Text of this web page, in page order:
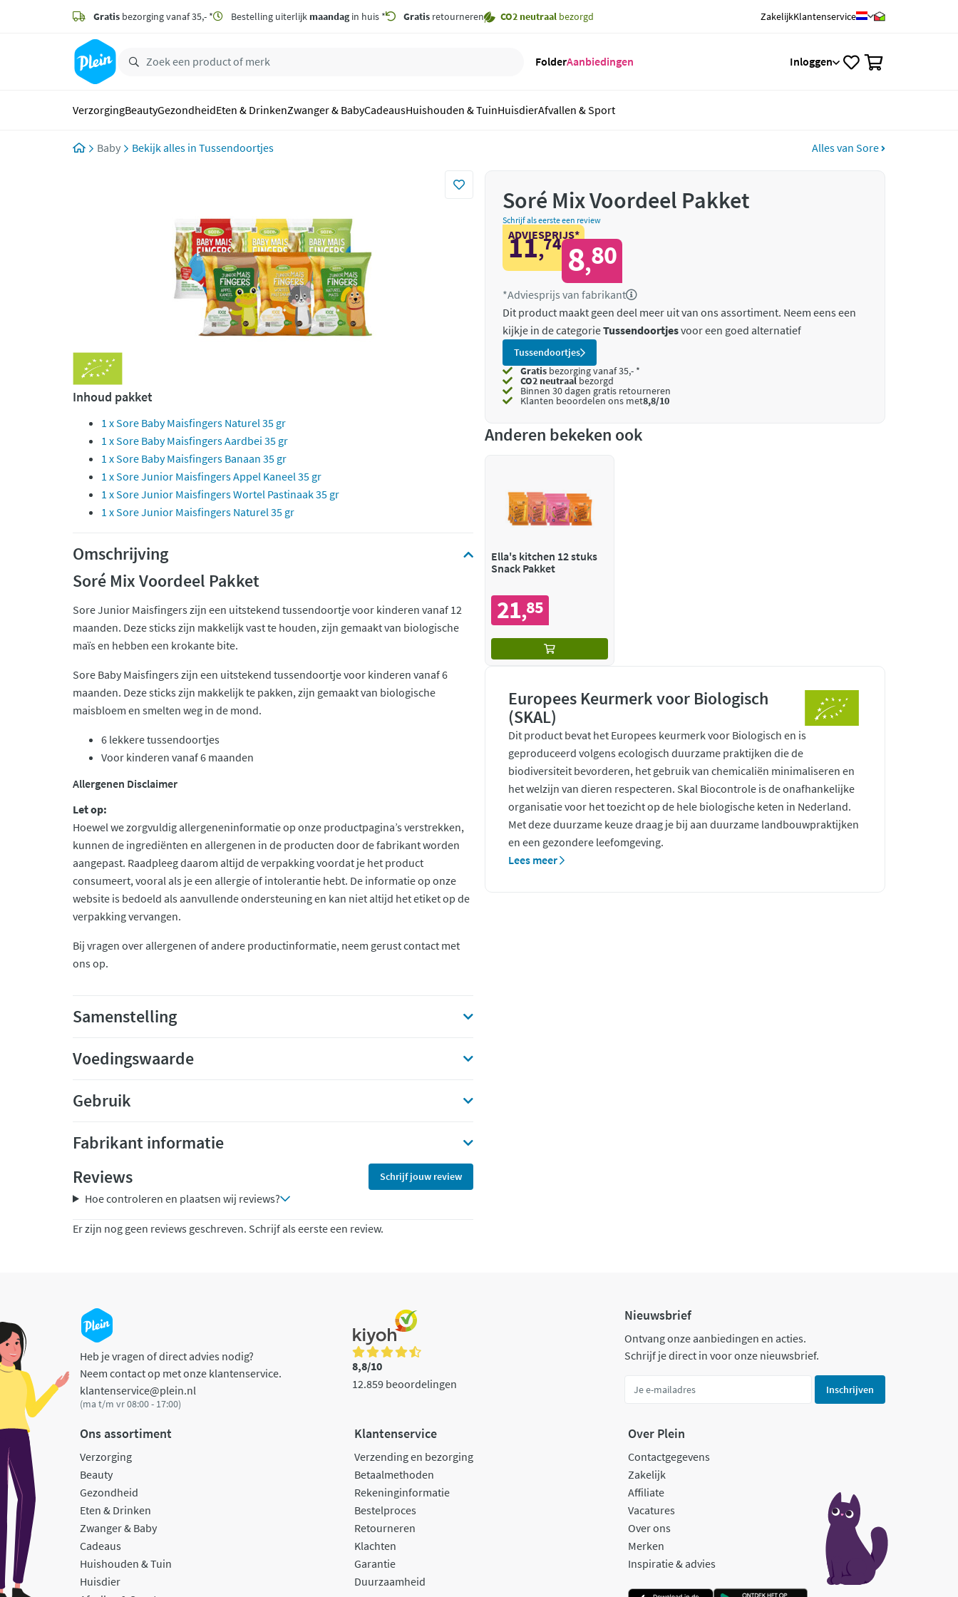
zoeken
hoofdinhoud
Gratis bezorging vanaf 35,- * Bestelling uiterlijk maandagin huis * Gratis retourneren CO2 neutraal bezorgd ZakelijkKlantenservice
FolderAanbiedingen Inloggen
VerzorgingBeautyGezondheidEten & DrinkenZwanger & BabyCadeausHuishouden & TuinHuisdierAfvallen & Sport
Baby Tussendoortjes Alles van Sore
Inhoud pakket
1 x Sore Baby Maisfingers Naturel 35 gr
1 x Sore Baby Maisfingers Aardbei 35 gr
1 x Sore Baby Maisfingers Banaan 35 gr
1 x Sore Junior Maisfingers Appel Kaneel 35 gr
1 x Sore Junior Maisfingers Wortel Pastinaak 35 gr
1 x Sore Junior Maisfingers Naturel 35 gr
Omschrijving
Soré Mix Voordeel Pakket
Sore Junior Maisfingers zijn een uitstekend tussendoortje voor kinderen vanaf 12
maanden. Deze sticks zijn makkelijk vast te houden, zijn gemaakt van biologische
maïs en hebben een krokante bite.
Sore Baby Maisfingers zijn een uitstekend tussendoortje voor kinderen vanaf 6
maanden. Deze sticks zijn makkelijk te pakken, zijn gemaakt van biologische
maisbloem en smelten weg in de mond.
6 lekkere tussendoortjes
Voor kinderen vanaf 6 maanden
Allergenen Disclaimer
Let op:
Hoewel we zorgvuldig allergeneninformatie op onze productpagina’s verstrekken,
kunnen de ingrediënten en allergenen in de producten door de fabrikant worden
aangepast. Raadpleeg daarom altijd de verpakking voordat je het product
consumeert, vooral als je een allergie of intolerantie hebt. De informatie op onze
website is bedoeld als aanvullende ondersteuning en kan niet altijd het etiket op de
verpakking vervangen.
Bij vragen over allergenen of andere productinformatie, neem gerust contact met
ons op.
Samenstelling
Voedingswaarde
Gebruik
Fabrikant informatie
Reviews
Schrijf jouw review
Hoe controleren en plaatsen wij reviews?
Er zijn nog geen reviews geschreven. Schrijf als eerste een review.
Soré Mix Voordeel Pakket
Schrijf als eerste een review
ADVIESPRIJS*
11,74 8,80
*Adviesprijs van fabrikant
Dit product maakt geen deel meer uit van ons assortiment. Neem eens een
kijkje in de categorieTussendoortjesvoor een goed alternatief
Tussendoortjes
Gratis bezorging vanaf 35,- *
CO2 neutraalbezorgd
Binnen 30 dagen gratis retourneren
Klanten beoordelen ons met8,8/10
Anderen bekeken ook
Ella's kitchen 12 stuks
Snack Pakket
21,85
Europees Keurmerk voor Biologisch
(SKAL)
Dit product bevat het Europees keurmerk voor Biologisch en is
geproduceerd volgens ecologisch duurzame praktijken die de
biodiversiteit bevorderen, het gebruik van chemicaliën minimaliseren en
het welzijn van dieren respecteren. Skal Biocontrole is de onafhankelijke
organisatie voor het toezicht op de hele biologische keten in Nederland.
Met deze duurzame keuze draag je bij aan duurzame landbouwpraktijken
en een gezondere leefomgeving.
Lees meer
Heb je vragen of direct advies nodig?
Neem contact op met onze klantenservice.
klantenservice@plein.nl
(ma t/m vr 08:00 - 17:00)
8,8/10
12.859 beoordelingen
Nieuwsbrief
Ontvang onze aanbiedingen en acties.
Schrijf je direct in voor onze nieuwsbrief.
Inschrijven
Ons assortiment
Verzorging
Beauty
Gezondheid
Eten & Drinken
Zwanger & Baby
Cadeaus
Huishouden & Tuin
Huisdier
Klantenservice
Verzending en bezorging
Betaalmethoden
Rekeninginformatie
Bestelproces
Retourneren
Klachten
Garantie
Duurzaamheid
Over Plein
Contactgegevens
Zakelijk
Affiliate
Vacatures
Over ons
Merken
Inspiratie & advies